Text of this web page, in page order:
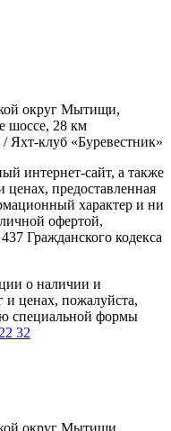
округ Мытищи,
шоссе, 28 км
Яхт-клуб «Буревестник»
интернет-сайт, а также
ценах, предоставленная
характер и ни
офертой,
Гражданского кодекса
о наличии и
и ценах, пожалуйста,
специальной формы
32